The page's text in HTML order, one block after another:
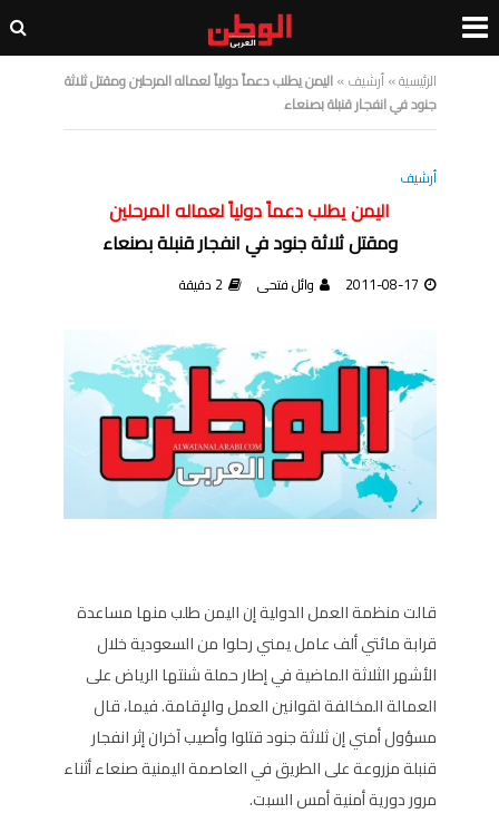
الرئيسية»أرشيف»اليمن يطلب دعماً دولياً لعماله المرحلين ومقتل ثلاثة
جنود في انفجار قنبلة بصنعاء
أرشيف
اليمن يطلب دعماً دولياً لعماله المرحلين
ومقتل ثلاثة جنود في انفجار قنبلة بصنعاء
2011-08-17 وائل فتحى 2 دقيقة
قالت منظمة العمل الدولية إن اليمن طلب منها مساعدة
قرابة مائتي ألف عامل يمني رحلوا من السعودية خلال
الأشهر الثلاثة الماضية في إطار حملة شنتها الرياض على
العمالة المخالفة لقوانين العمل والإقامة. فيما، قال
مسؤول أمني إن ثلاثة جنود قتلوا وأصيب آخران إثر انفجار
قنبلة مزروعة على الطريق في العاصمة اليمنية صنعاء أثناء
مرور دورية أمنية أمس السبت.